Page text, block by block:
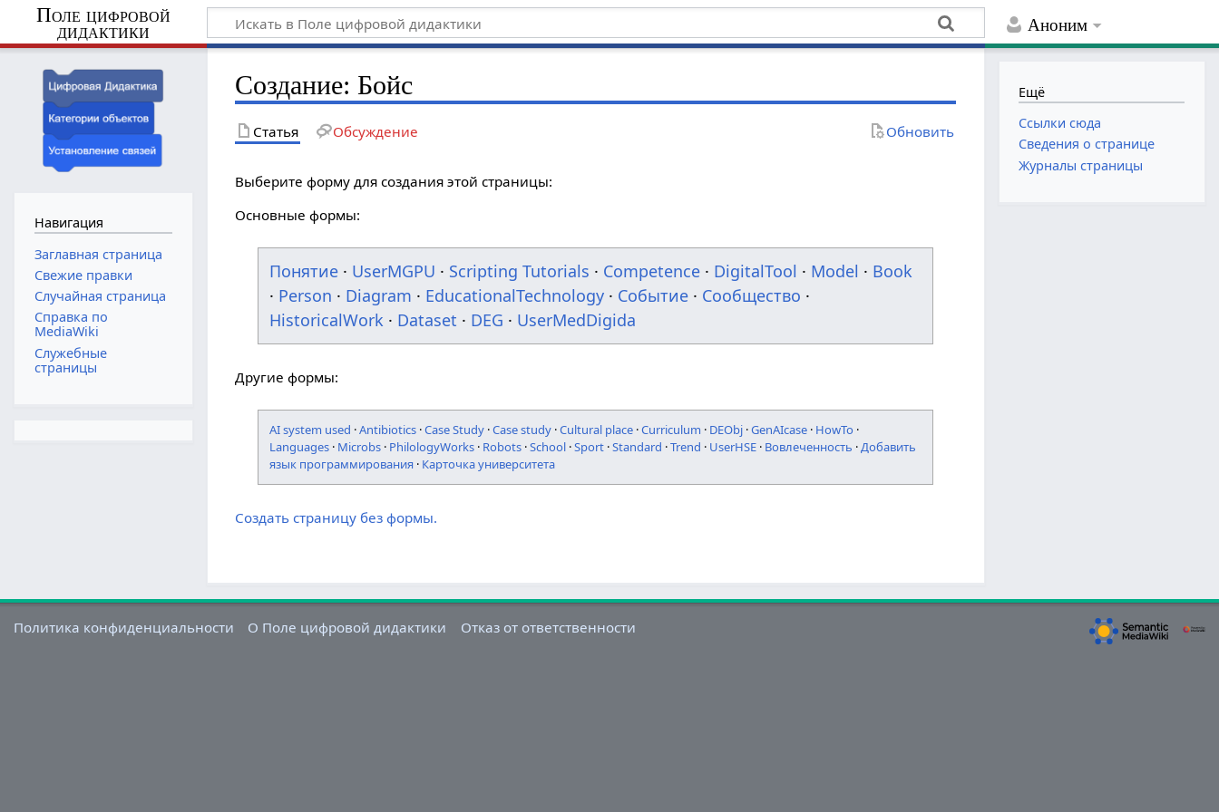
Аноним
Поле цифровой
дидактики
Создание: Бойс
Статья Обсуждение Обновить
Выберите форму для создания этой страницы:
Основные формы:
Понятие · UserMGPU · Scripting Tutorials · Competence · DigitalTool · Model · Book
· Person · Diagram · EducationalTechnology · Событие · Сообщество ·
HistoricalWork · Dataset · DEG · UserMedDigida
Другие формы:
AI system used ·Antibiotics ·Case Study ·Case study ·Cultural place ·Curriculum · DEObj ·GenAIcase · HowTo ·
Languages · Microbs · PhilologyWorks · Robots ·School ·Sport ·Standard ·Trend · UserHSE · Вовлеченность ·Добавить
язык программирования · Карточка университета
Создать страницу без формы.
Навигация
Заглавная страница
Свежие правки
Случайная страница
Справка по
MediaWiki
Служебные
страницы
Ещё
Ссылки сюда
Сведения о странице
Журналы страницы
Политика конфиденциальности О Поле цифровой дидактики Отказ от ответственности